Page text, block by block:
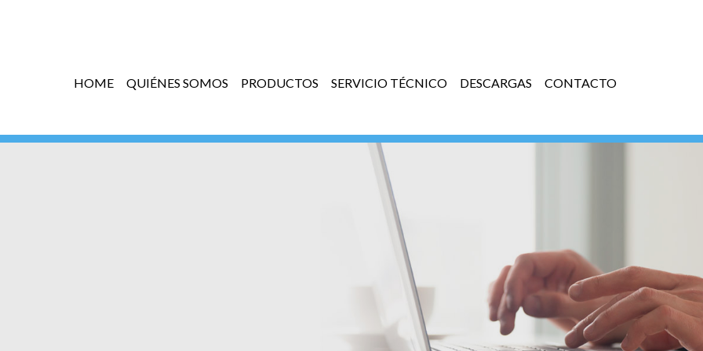
HOME QUIÉNES SOMOS PRODUCTOS SERVICIO TÉCNICO DESCARGAS CONTACTO